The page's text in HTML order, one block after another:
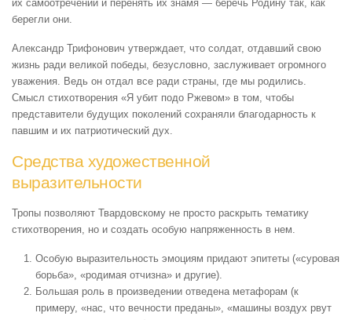
их самоотречении и перенять их знамя — беречь Родину так, как
берегли они.
Александр Трифонович утверждает, что солдат, отдавший свою
жизнь ради великой победы, безусловно, заслуживает огромного
уважения. Ведь он отдал все ради страны, где мы родились.
Смысл стихотворения «Я убит подо Ржевом» в том, чтобы
представители будущих поколений сохраняли благодарность к
павшим и их патриотический дух.
Средства художественной
выразительности
Тропы позволяют Твардовскому не просто раскрыть тематику
стихотворения, но и создать особую напряженность в нем.
Особую выразительность эмоциям придают эпитеты («суровая
борьба», «родимая отчизна» и другие).
Большая роль в произведении отведена метафорам (к
примеру, «нас, что вечности преданы», «машины воздух рвут